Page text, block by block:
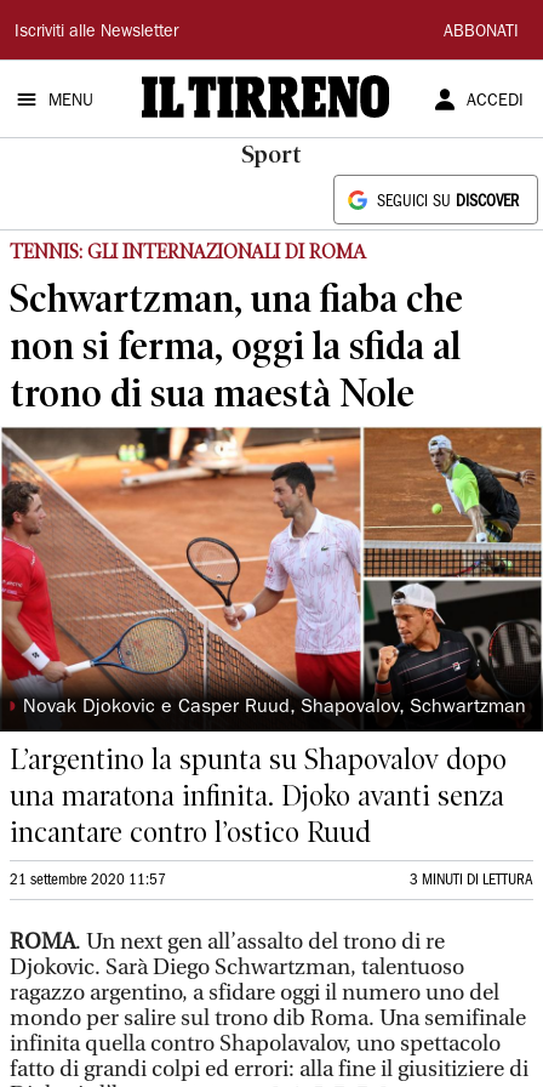
Il
Tirreno
Iscriviti alle Newsletter ABBONATI
MENU ACCEDI
Sport
SEGUICI SU DISCOVER
TENNIS: GLI INTERNAZIONALI DI ROMA
Schwartzman, una fiaba che
non si ferma, oggi la sfida al
trono di sua maestà Nole
◗ Novak Djokovic e Casper Ruud, Shapovalov, Schwartzman
L’argentino la spunta su Shapovalov dopo
una maratona infinita. Djoko avanti senza
incantare contro l’ostico Ruud
21 settembre 2020 11:57 3 MINUTI DI LETTURA
ROMA. Un next gen all’assalto del trono di re
Djokovic. Sarà Diego Schwartzman, talentuoso
ragazzo argentino, a sfidare oggi il numero uno del
mondo per salire sul trono dib Roma. Una semifinale
infinita quella contro Shapolavalov, uno spettacolo
fatto di grandi colpi ed errori: alla fine il giusitiziere di